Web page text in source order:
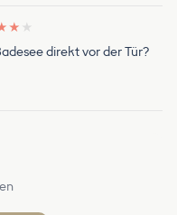
★ ★
direkt vor der Tür?